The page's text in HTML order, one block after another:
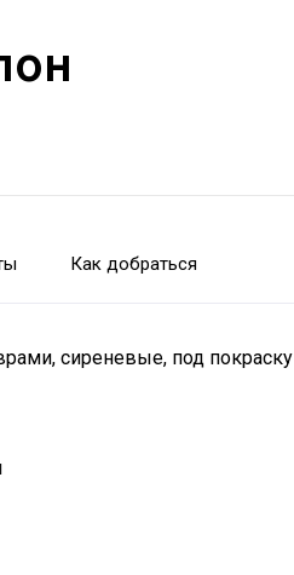
Как добраться
сиреневые, под покраску